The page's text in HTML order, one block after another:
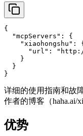
{
  "mcpServers": {
    "xiaohongshu": {
"url":
    }
  }
详细的使用指南和故
作者的博客（haha.ai/
优势